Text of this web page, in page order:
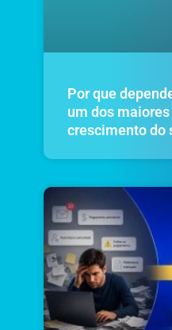
Por que
um dos
crescimento do